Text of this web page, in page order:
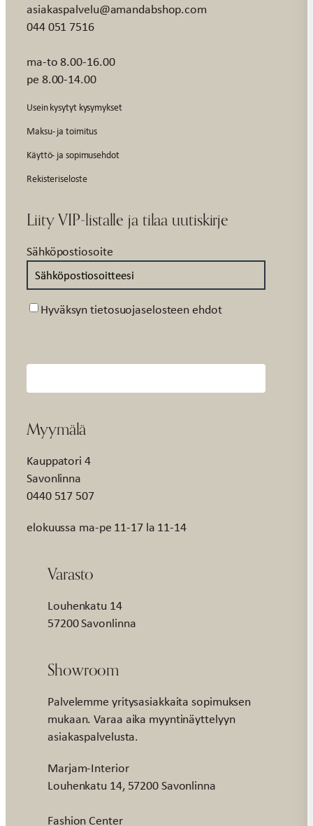
asiakaspalvelu@amandabshop.com
044 051 7516
ma-to 8.00-16.00
pe 8.00-14.00
Usein kysytyt kysymykset
Maksu- ja toimitus
Käyttö- ja sopimusehdot
Rekisteriseloste
Liity VIP-listalle ja tilaa uutiskirje
Sähköpostiosoite
Suostumus
Hyväksyn tietosuojaselosteen ehdot
Myymälä
Kauppatori 4
Savonlinna
0440 517 507
elokuussa ma-pe 11-17 la 11-14
Varasto
Louhenkatu 14
57200 Savonlinna
Showroom
Palvelemme yritysasiakkaita sopimuksen
mukaan. Varaa aika myyntinäyttelyyn
asiakaspalvelusta.
Marjam-Interior
Louhenkatu 14, 57200 Savonlinna
Fashion Center